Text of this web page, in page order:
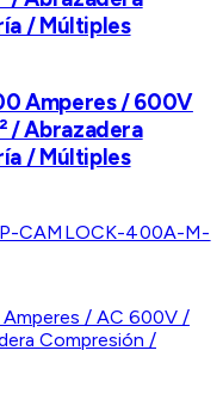
/ Múltiples
Amperes / 600V
/ Abrazadera
/ Múltiples
CAMLOCK-400A-M-